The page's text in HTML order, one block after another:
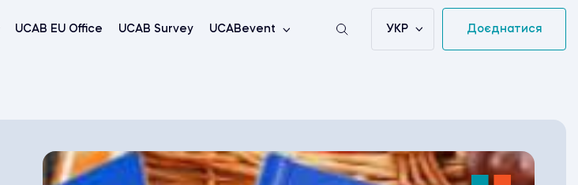
UCAB EU Office UCAB Survey UCABevent УКР Доєднатися